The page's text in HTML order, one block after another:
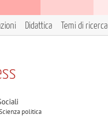
Didattica Temi di ricerca
politica